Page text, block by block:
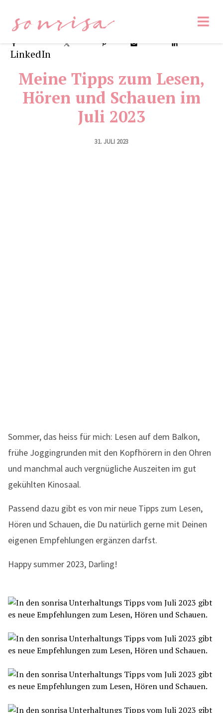
sonrisa
LinkedIn
Meine Tipps zum Lesen,
Hören und Schauen im
Juli 2023
31. JULI 2023
Sommer, das heiss für mich: Lesen auf dem Balkon,
frühe Joggingrunden mit den Kopfhörern in den Ohren
und manchmal auch vergnügliche Auszeiten im gut
gekühlten Kinosaal.
Passend dazu gibt es von mir neue Tipps zum Lesen,
Hören und Schauen, die Du natürlich gerne mit Deinen
eigenen Empfehlungen ergänzen darfst.
Happy summer 2023, Darling!